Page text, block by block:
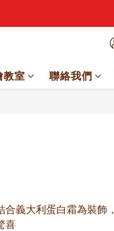
教室 聯絡我們
義大利蛋白霜為裝飾，
喜